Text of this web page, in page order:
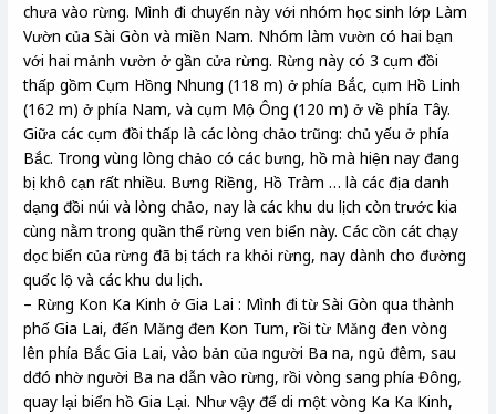
chưa vào rừng. Mình đi chuyến này với nhóm học sinh lớp Làm
Vườn của Sài Gòn và miền Nam. Nhóm làm vườn có hai bạn
với hai mảnh vườn ở gần cửa rừng. Rừng này có 3 cụm đồi
thấp gồm Cụm Hồng Nhung (118 m) ở phía Bắc, cụm Hồ Linh
(162 m) ở phía Nam, và cụm Mộ Ông (120 m) ở về phía Tây.
Giữa các cụm đồi thấp là các lòng chảo trũng: chủ yếu ở phía
Bắc. Trong vùng lòng chảo có các bưng, hồ mà hiện nay đang
bị khô cạn rất nhiều. Bưng Riềng, Hồ Tràm … là các địa danh
dạng đồi núi và lòng chảo, nay là các khu du lịch còn trước kia
cùng nằm trong quần thể rừng ven biển này. Các cồn cát chạy
dọc biển của rừng đã bị tách ra khỏi rừng, nay dành cho đường
quốc lộ và các khu du lịch.
– Rừng Kon Ka Kinh ở Gia Lai : Mình đi từ Sài Gòn qua thành
phố Gia Lai, đến Măng đen Kon Tum, rồi từ Măng đen vòng
lên phía Bắc Gia Lai, vào bản của người Ba na, ngủ đêm, sau
dđó nhờ người Ba na dẫn vào rừng, rồi vòng sang phía Đông,
quay lại biển hồ Gia Lại. Như vậy để di một vòng Ka Ka Kinh,